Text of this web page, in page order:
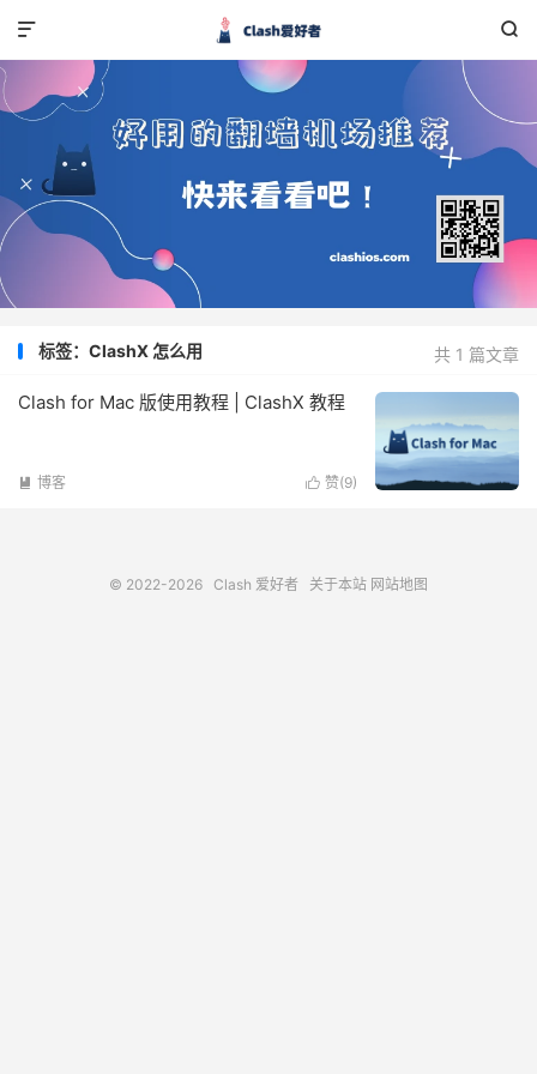


共 1 篇文章
标签：ClashX 怎么用
Clash for Mac 版使用教程 | ClashX 教程
 赞(9)
 博客
© 2022-2026 Clash 爱好者 关于本站 网站地图